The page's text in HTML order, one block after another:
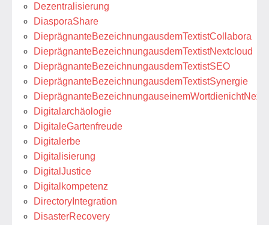
Dezentralisierung
DiasporaShare
DieprägnanteBezeichnungausdemTextistCollabora
DieprägnanteBezeichnungausdemTextistNextcloud
DieprägnanteBezeichnungausdemTextistSEO
DieprägnanteBezeichnungausdemTextistSynergie
Digitalarchäologie
DigitaleGartenfreude
Digitalerbe
Digitalisierung
DigitalJustice
Digitalkompetenz
DirectoryIntegration
DisasterRecovery